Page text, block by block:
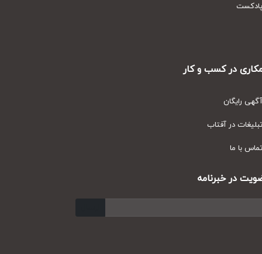
در کسب و کار
رایگان
در آفتاب
با ما
در خبرنامه